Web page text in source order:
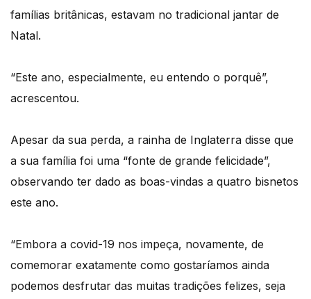
famílias britânicas, estavam no tradicional jantar de
Natal.
“Este ano, especialmente, eu entendo o porquê”,
acrescentou.
Apesar da sua perda, a rainha de Inglaterra disse que
a sua família foi uma “fonte de grande felicidade”,
observando ter dado as boas-vindas a quatro bisnetos
este ano.
“Embora a covid-19 nos impeça, novamente, de
comemorar exatamente como gostaríamos ainda
podemos desfrutar das muitas tradições felizes, seja